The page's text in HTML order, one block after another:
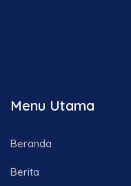
Menu Utama
Beranda
Berita